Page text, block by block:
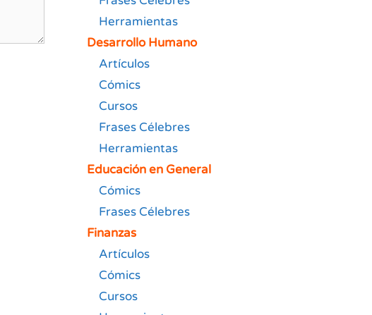
Herramientas
Desarrollo Humano
Artículos
Cómics
Cursos
Frases Célebres
Herramientas
Educación en General
Cómics
Frases Célebres
Finanzas
Artículos
Cómics
Cursos